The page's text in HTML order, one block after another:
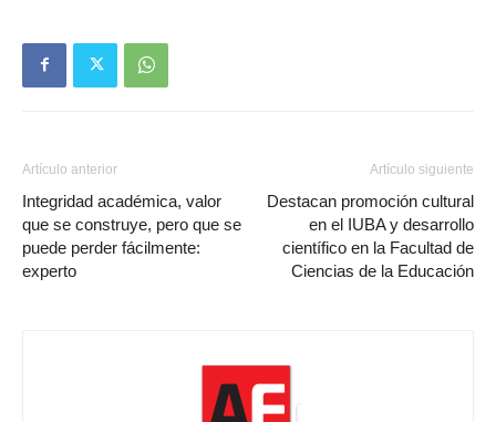
Artículo anterior
Integridad académica, valor
que se construye, pero que se
puede perder fácilmente:
experto
Artículo siguiente
Destacan promoción cultural
en el IUBA y desarrollo
científico en la Facultad de
Ciencias de la Educación